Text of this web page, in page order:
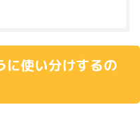
に使い分けするの